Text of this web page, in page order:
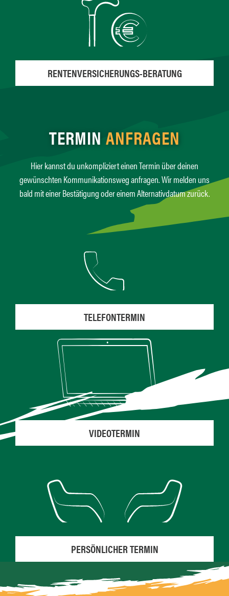
RENTENVERSICHERUNGS-BERATUNG
TERMIN ANFRAGEN
Hier kannst du unkompliziert einen Termin über deinen
gewünschten Kommunikationsweg anfragen. Wir melden uns
bald mit einer Bestätigung oder einem Alternativdatum zurück.
TELEFONTERMIN
VIDEOTERMIN
PERSÖNLICHER TERMIN